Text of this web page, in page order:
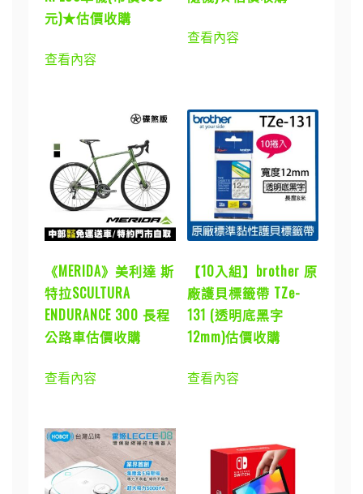
元)★估價收購
查看內容
查看內容
《MERIDA》美利達 斯
特拉SCULTURA
ENDURANCE 300 長程
公路車估價收購
查看內容
【10入組】brother 原
廠護貝標籤帶 TZe-
131 (透明底黑字
12mm)估價收購
查看內容